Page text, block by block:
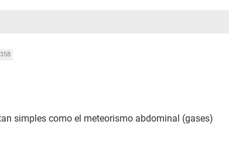
simples como el meteorismo abdominal (gases)